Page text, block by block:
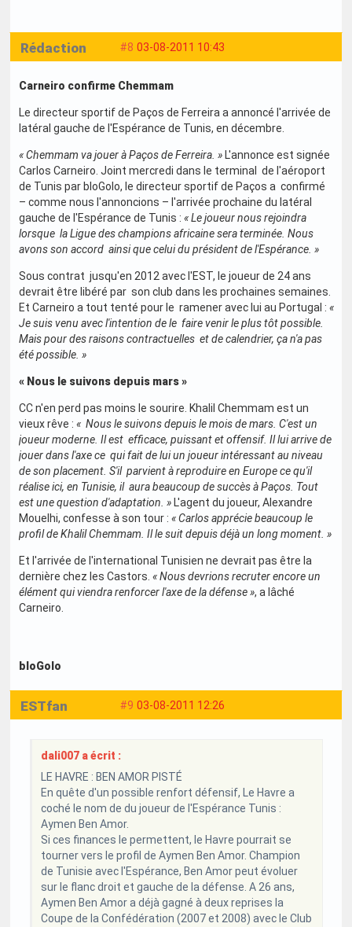
#8 03-08-2011 10:43
Rédaction
Carneiro confirme Chemmam
Le directeur sportif de Paços de Ferreira a annoncé l'arrivée de
latéral gauche de l'Espérance de Tunis, en décembre.
« Chemmam va jouer à Paços de Ferreira. » L'annonce est signée
Carlos Carneiro. Joint mercredi dans le terminal de l'aéroport
de Tunis par bloGolo, le directeur sportif de Paços a confirmé
– comme nous l'annoncions – l'arrivée prochaine du latéral
gauche de l'Espérance de Tunis : « Le joueur nous rejoindra
lorsque la Ligue des champions africaine sera terminée. Nous
avons son accord ainsi que celui du président de l'Espérance. »
Sous contrat jusqu'en 2012 avec l'EST, le joueur de 24 ans
devrait être libéré par son club dans les prochaines semaines.
Et Carneiro a tout tenté pour le ramener avec lui au Portugal : «
Je suis venu avec l'intention de le faire venir le plus tôt possible.
Mais pour des raisons contractuelles et de calendrier, ça n'a pas
été possible. »
« Nous le suivons depuis mars »
CC n'en perd pas moins le sourire. Khalil Chemmam est un
vieux rêve : « Nous le suivons depuis le mois de mars. C'est un
joueur moderne. Il est efficace, puissant et offensif. Il lui arrive de
jouer dans l'axe ce qui fait de lui un joueur intéressant au niveau
de son placement. S'il parvient à reproduire en Europe ce qu'il
réalise ici, en Tunisie, il aura beaucoup de succès à Paços. Tout
est une question d'adaptation. » L'agent du joueur, Alexandre
Mouelhi, confesse à son tour : « Carlos apprécie beaucoup le
profil de Khalil Chemmam. Il le suit depuis déjà un long moment. »
Et l'arrivée de l'international Tunisien ne devrait pas être la
dernière chez les Castors. « Nous devrions recruter encore un
élément qui viendra renforcer l'axe de la défense », a lâché
Carneiro.
bloGolo
#9 03-08-2011 12:26
ESTfan
dali007 a écrit :
LE HAVRE : BEN AMOR PISTÉ
En quête d'un possible renfort défensif, Le Havre a
coché le nom de du joueur de l'Espérance Tunis :
Aymen Ben Amor.
Si ces finances le permettent, le Havre pourrait se
tourner vers le profil de Aymen Ben Amor. Champion
de Tunisie avec l'Espérance, Ben Amor peut évoluer
sur le flanc droit et gauche de la défense. A 26 ans,
Aymen Ben Amor a déjà gagné à deux reprises la
Coupe de la Confédération (2007 et 2008) avec le Club